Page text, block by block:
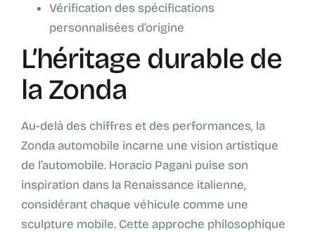
Vérification des spécifications
personnalisées d’origine
L’héritage durable de
la Zonda
Au-delà des chiffres et des performances, la
Zonda automobile incarne une vision artistique
de l’automobile. Horacio Pagani puise son
inspiration dans la Renaissance italienne,
considérant chaque véhicule comme une
sculpture mobile. Cette approche philosophique